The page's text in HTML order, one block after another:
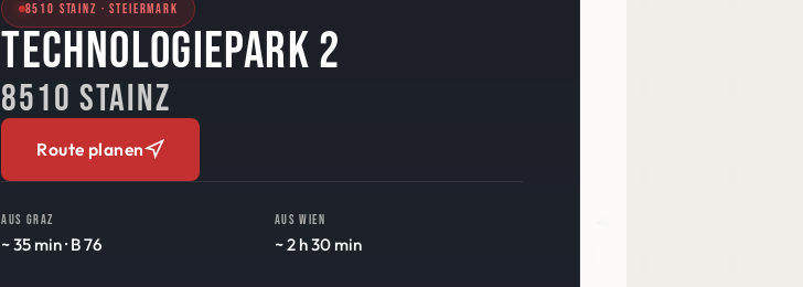
8510 STAINZ · STEIERMARK
TECHNOLOGIEPARK 2
8510 STAINZ
Route planen
Aus Graz
~ 35 min · B 76
Aus Wien
~ 2 h 30 min